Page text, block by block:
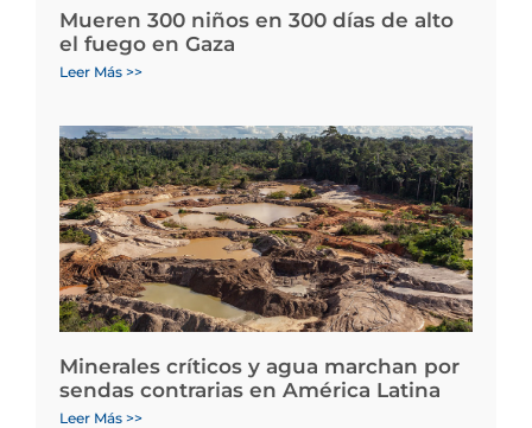
Mueren 300 niños en 300 días de alto
el fuego en Gaza
Leer Más >>
Minerales críticos y agua marchan por
sendas contrarias en América Latina
Leer Más >>